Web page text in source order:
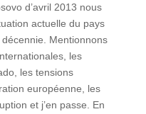
d’avril 2013 nous
actuelle du pays
Mentionnons
les
les tensions
européenne, les
et j’en passe. En